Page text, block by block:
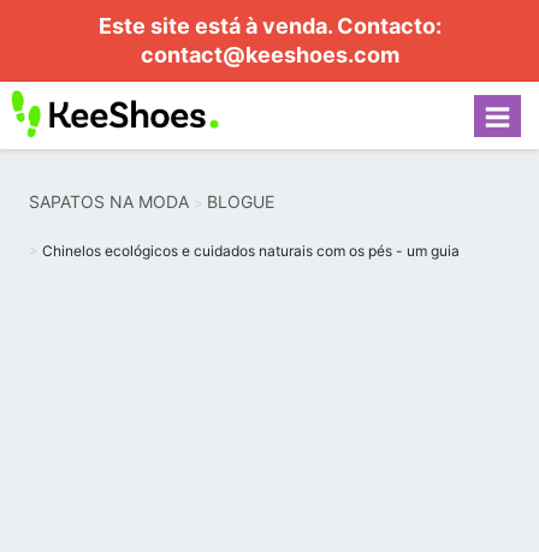
Este site está à venda. Contacto:
contact@keeshoes.com
SAPATOS NA MODA BLOGUE
Chinelos ecológicos e cuidados naturais com os pés - um guia